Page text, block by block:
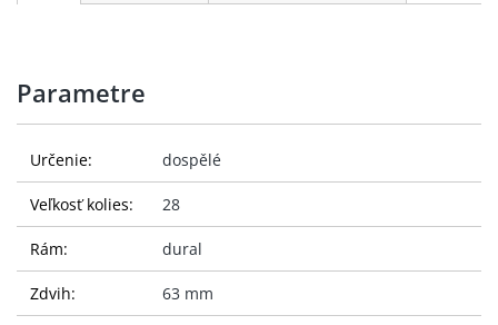
Parametre
Určenie: dospělé
Veľkosť kolies: 28
Rám: dural
Zdvih: 63 mm